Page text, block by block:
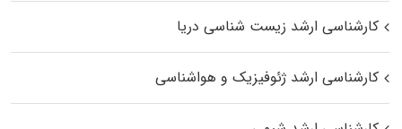
کارشناسی ارشد زیست‌ شناسی دریا
کارشناسی ارشد ژئوفیزیک و هواشناسی